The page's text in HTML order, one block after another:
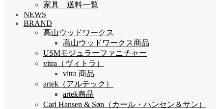
家具 送料一覧
NEWS
BRAND
高山ウッドワークス
高山ウッドワークス商品
USMモジュラーファニチャー
vitra（ヴィトラ）
vitra 商品
artek（アルテック）
artek商品
Carl Hansen & Søn（カール・ハンセン＆サン）